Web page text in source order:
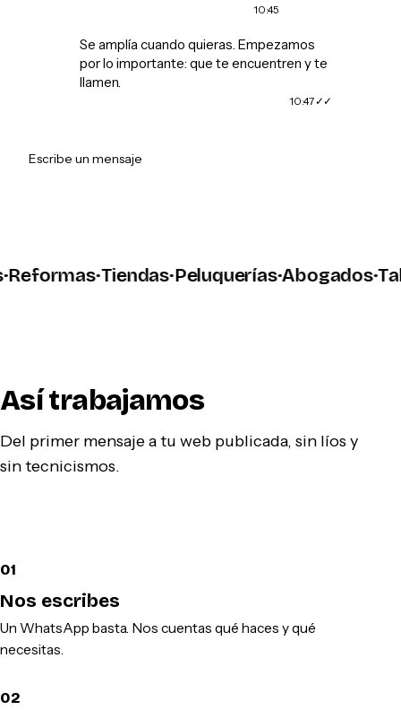
10:45
Se amplía cuando quieras. Empezamos
por lo importante: que te encuentren y te
llamen.
10:47
Escribe un mensaje
·Tiendas·Peluquerías·Abogados·
Así trabajamos
Del primer mensaje a tu web publicada, sin líos y
sin tecnicismos.
01
Nos escribes
Un WhatsApp basta. Nos cuentas qué haces y qué
necesitas.
02